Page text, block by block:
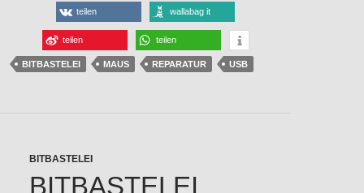
teilen wallabag it
teilen teilen
BITBASTELEI MAUS REPARATUR USB
BITBASTELEI
BITBASTELEI